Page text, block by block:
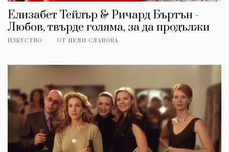
Елизабет Тейлър & Ричард Бъртън -
Любов, твърде голяма, за да продължи
ИЗКУСТВО ОТ НЕЛИ СЛАВОВА